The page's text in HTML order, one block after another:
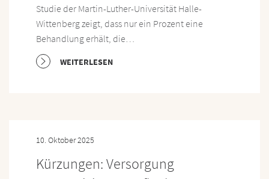
Studie der Martin-Luther-Universität Halle-
Wittenberg zeigt, dass nur ein Prozent eine
Behandlung erhält, die…
WEITERLESEN
10. Oktober 2025
Kürzungen: Versorgung